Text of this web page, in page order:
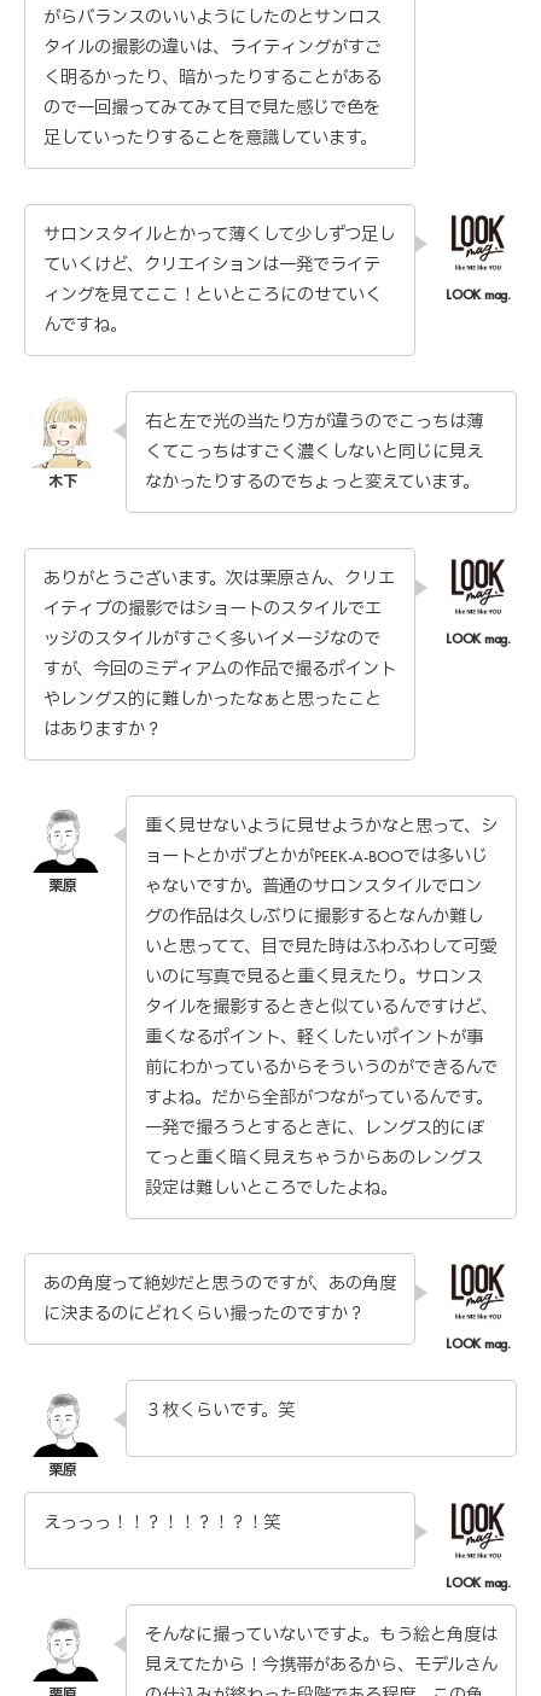
がらバランスのいいようにしたのとサンロス
タイルの撮影の違いは、ライティングがすご
く明るかったり、暗かったりすることがある
ので一回撮ってみてみて目で見た感じで色を
足していったりすることを意識しています。
サロンスタイルとかって薄くして少しずつ足し
ていくけど、クリエイションは一発でライテ
ィングを見てここ！といところにのせていく
んですね。
右と左で光の当たり方が違うのでこっちは薄
くてこっちはすごく濃くしないと同じに見え
なかったりするのでちょっと変えています。
ありがとうございます。次は栗原さん、クリエ
イティブの撮影ではショートのスタイルでエ
ッジのスタイルがすごく多いイメージなので
すが、今回のミディアムの作品で撮るポイント
やレングス的に難しかったなぁと思ったこと
はありますか？
重く見せないように見せようかなと思って、シ
ョートとかボブとかがPEEK-A-BOOでは多いじ
ゃないですか。普通のサロンスタイルでロン
グの作品は久しぶりに撮影するとなんか難し
いと思ってて、目で見た時はふわふわして可愛
いのに写真で見ると重く見えたり。サロンス
タイルを撮影するときと似ているんですけど、
重くなるポイント、軽くしたいポイントが事
前にわかっているからそういうのができるんで
すよね。だから全部がつながっているんです。
一発で撮ろうとするときに、レングス的にぼ
てっと重く暗く見えちゃうからあのレングス
設定は難しいところでしたよね。
あの角度って絶妙だと思うのですが、あの角度
に決まるのにどれくらい撮ったのですか？
３枚くらいです。笑
えっっっ！！？！！？！？！笑
そんなに撮っていないですよ。もう絵と角度は
見えてたから！今携帯があるから、モデルさん